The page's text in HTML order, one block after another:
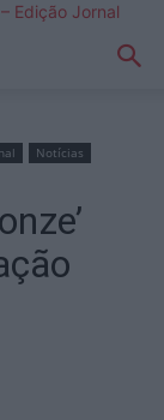
Edição Jornal
Notícias